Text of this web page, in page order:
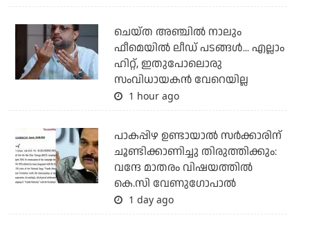
ചെയ്ത അഞ്ചില്‍ നാലും
ഫീമെയില്‍ ലീഡ് പടങ്ങള്‍... എല്ലാം
ഹിറ്റ്, ഇതുപോലൊരു
സംവിധായകന്‍ വേറെയില്ല
1 hour ago
പാകപ്പിഴ ഉണ്ടായാല്‍ സര്‍ക്കാരിന്
ചൂണ്ടിക്കാണിച്ചു തിരുത്തിക്കും:
വന്ദേ മാതരം വിഷയത്തില്‍
കെ.സി വേണുഗോപാല്‍
1 day ago